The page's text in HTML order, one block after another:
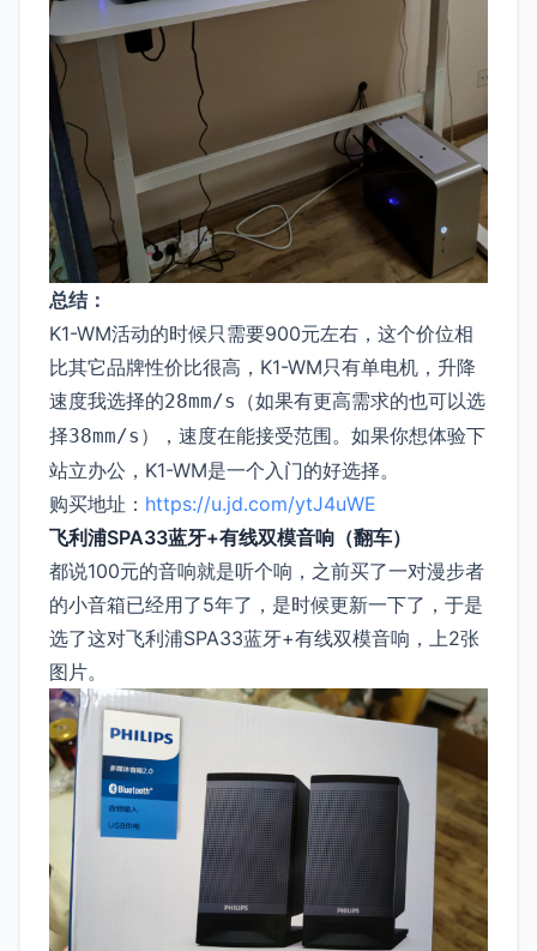
总结：
K1-WM活动的时候只需要900元左右，这个价位相
比其它品牌性价比很高，K1-WM只有单电机，升降
速度我选择的28mm/s
（如果有更高需求的也可以选
择38mm/s ），速度在能接受范围。如果你想体验下
站立办公，K1-WM是一个入门的好选择。
购买地址： https://u.jd.com/ytJ4uWE
飞利浦SPA33蓝牙+有线双模音响（翻车）
都说100元的音响就是听个响，之前买了一对漫步者
的小音箱已经用了5年了，是时候更新一下了，于是
选了这对飞利浦SPA33蓝牙+有线双模音响，上2张
图片。